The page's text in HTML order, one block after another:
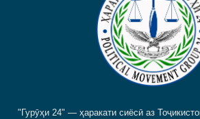
"Гурӯҳи 24" — ҳаракати сиёсӣ аз